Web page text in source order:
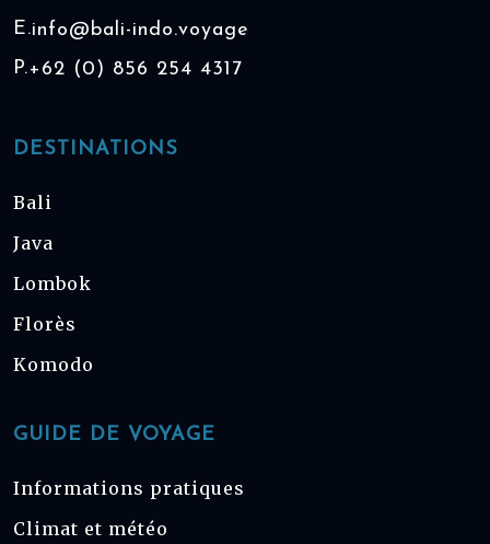
E.info@bali-indo.voyage
P.+62 (0) 856 254 4317
DESTINATIONS
Bali
Java
Lombok
Florès
Komodo
GUIDE DE VOYAGE
Informations pratiques
Climat et météo